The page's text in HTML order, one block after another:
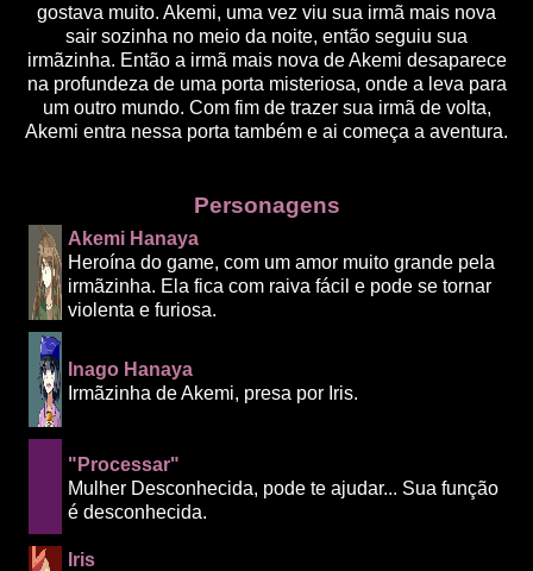
gostava muito. Akemi, uma vez viu sua irmã mais nova
sair sozinha no meio da noite, então seguiu sua
irmãzinha. Então a irmã mais nova de Akemi desaparece
na profundeza de uma porta misteriosa, onde a leva para
um outro mundo. Com fim de trazer sua irmã de volta,
Akemi entra nessa porta também e ai começa a aventura.
Personagens
Akemi Hanaya
Heroína do game, com um amor muito grande pela
irmãzinha. Ela fica com raiva fácil e pode se tornar
violenta e furiosa.
Inago Hanaya
Irmãzinha de Akemi, presa por Iris.
"Processar"
Mulher Desconhecida, pode te ajudar... Sua função
é desconhecida.
Iris